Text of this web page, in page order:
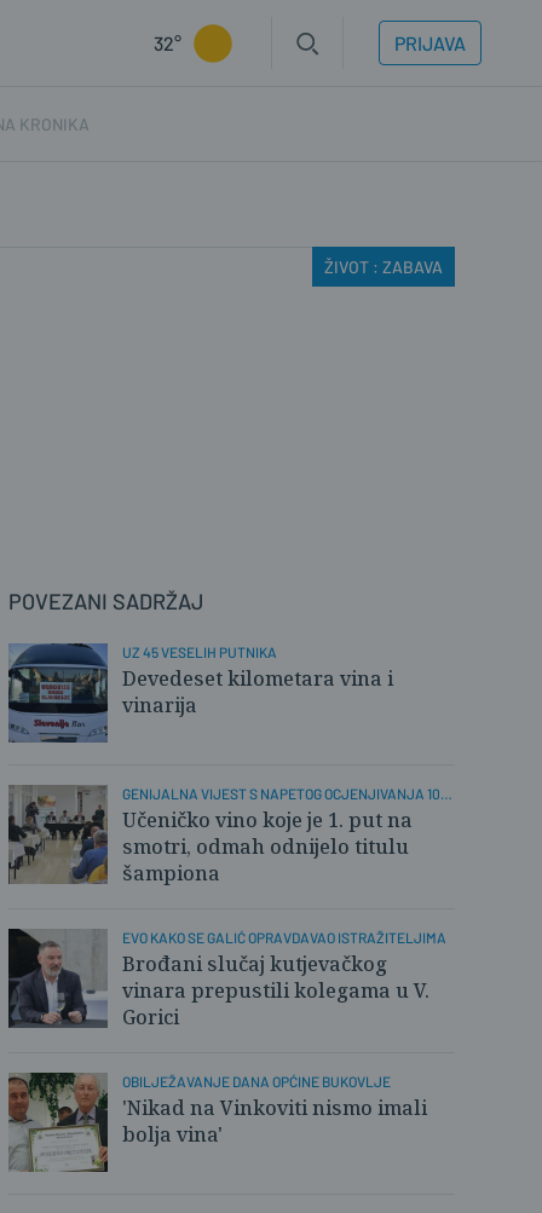
32° PRIJAVA
KRONIKA
ŽIVOT : ZABAVA
Sudar / PlusPortal
POVEZANI SADRŽAJ
UZ 45 VESELIH PUTNIKA
Devedeset kilometara vina i
vinarija
GENIJALNA VIJEST S NAPETOG OCJENJIVANJA 102
UZORKA
Učeničko vino koje je 1. put na
smotri, odmah odnijelo titulu
šampiona
EVO KAKO SE GALIĆ OPRAVDAVAO ISTRAŽITELJIMA
Brođani slučaj kutjevačkog
vinara prepustili kolegama u V.
Gorici
OBILJEŽAVANJE DANA OPĆINE BUKOVLJE
'Nikad na Vinkoviti nismo imali
bolja vina'